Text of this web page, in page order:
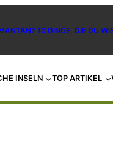
10 DINGE, DIE DU
INSELN TOP ARTIKEL